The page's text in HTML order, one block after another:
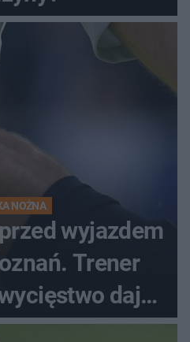
NOŻNA
wyjazdem
Trener
daje